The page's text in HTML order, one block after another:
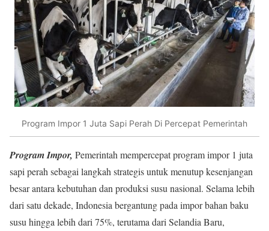
Program Impor 1 Juta Sapi Perah Di Percepat Pemerintah
Program Impor, Pemerintah mempercepat program impor 1 juta
sapi perah sebagai langkah strategis untuk menutup kesenjangan
besar antara kebutuhan dan produksi susu nasional. Selama lebih
dari satu dekade, Indonesia bergantung pada impor bahan baku
susu hingga lebih dari 75%, terutama dari Selandia Baru,